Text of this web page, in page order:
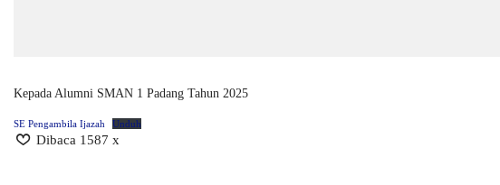
Kepada Alumni SMAN 1 Padang Tahun 2025
SE Pengambila Ijazah Unduh
Dibaca 1587 x